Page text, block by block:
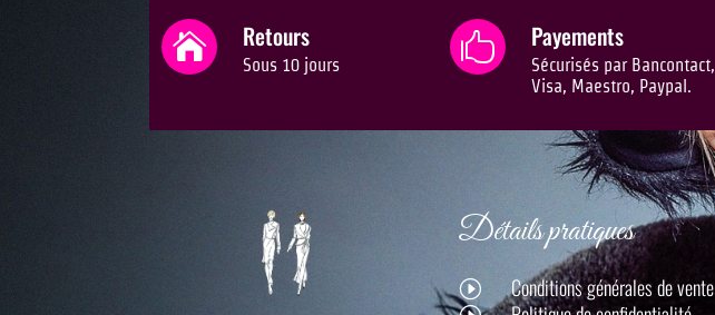
 Retours
Sous 10 jours
 Payements
Sécurisés par Bancontact,
Visa, Maestro, Paypal.
Détails pratiques
I Conditions générales de vente